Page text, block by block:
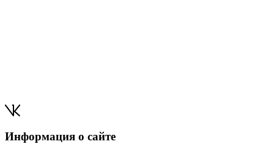
Информация о сайте